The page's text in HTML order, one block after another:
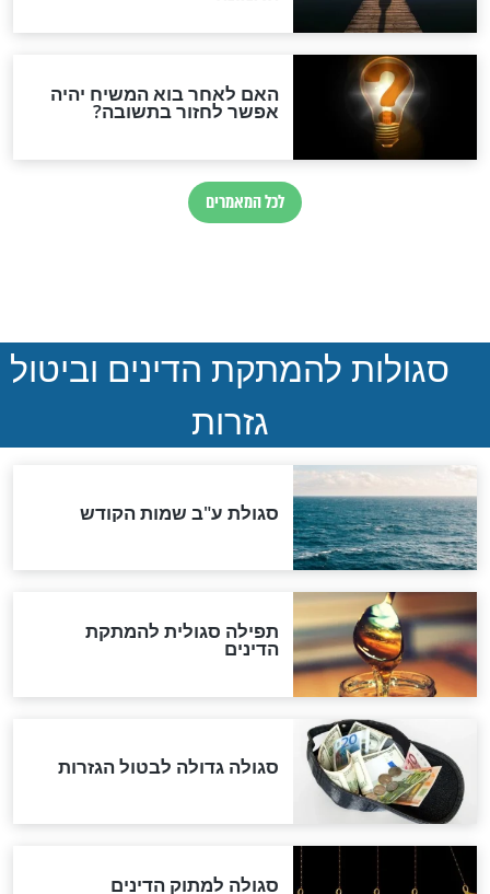
הותר לפרסום: לוחמי מילואים
נהרגו בדרום לבנון
ההסכם החשאי של טראמפ
המסמך האבוד שנחשף
במרתפי מוסקבה: כתב היד
הנדיר של הרשב"ם התגלה
לכל המאמרים
אחרית הימים
האם אפשר לחשב את הקץ?